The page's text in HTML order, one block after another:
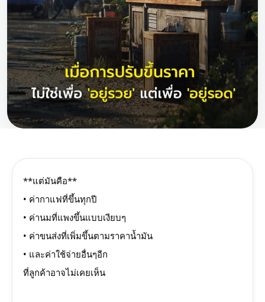
**แต่มันคือ**
• ค่ากาแฟที่ขึ้นทุกปี
• ค่านมที่แพงขึ้นแบบเงียบๆ
• ค่าขนส่งที่เพิ่มขึ้นตามราคาน้ำมัน
• และค่าใช้จ่ายอื่นๆอีก
ที่ลูกค้าอาจไม่เคยเห็น